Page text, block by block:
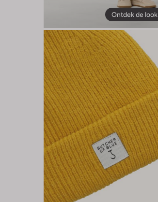
Ontdek de look